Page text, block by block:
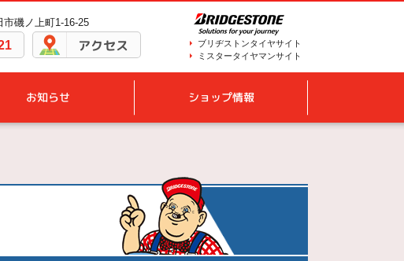
磯ノ上町1-16-25
アクセス
ブリヂストンタイヤサイト
ミスタータイヤマンサイト
お知らせ ショップ情報